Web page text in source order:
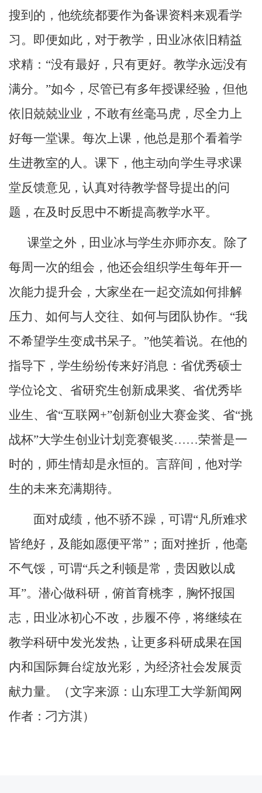
搜到的，他统统都要作为备课资料来观看学
习。即便如此，对于教学，田业冰依旧精益
求精：“没有最好，只有更好。教学永远没有
满分。”如今，尽管已有多年授课经验，但他
依旧兢兢业业，不敢有丝毫马虎，尽全力上
好每一堂课。每次上课，他总是那个看着学
生进教室的人。课下，他主动向学生寻求课
堂反馈意见，认真对待教学督导提出的问
题，在及时反思中不断提高教学水平。
课堂之外，田业冰与学生亦师亦友。除了
每周一次的组会，他还会组织学生每年开一
次能力提升会，大家坐在一起交流如何排解
压力、如何与人交往、如何与团队协作。“我
不希望学生变成书呆子。”他笑着说。在他的
指导下，学生纷纷传来好消息：省优秀硕士
学位论文、省研究生创新成果奖、省优秀毕
业生、省“互联网+”创新创业大赛金奖、省“挑
战杯”大学生创业计划竞赛银奖……荣誉是一
时的，师生情却是永恒的。言辞间，他对学
生的未来充满期待。
面对成绩，他不骄不躁，可谓“凡所难求
皆绝好，及能如愿便平常”；面对挫折，他毫
不气馁，可谓“兵之利顿是常，贵因败以成
耳”。潜心做科研，俯首育桃李，胸怀报国
志，田业冰初心不改，步履不停，将继续在
教学科研中发光发热，让更多科研成果在国
内和国际舞台绽放光彩，为经济社会发展贡
献力量。（文字来源：山东理工大学新闻网
作者：刁方淇）